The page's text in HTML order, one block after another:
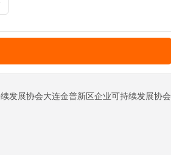
发展协会大连金普新区企业可持续发展协会